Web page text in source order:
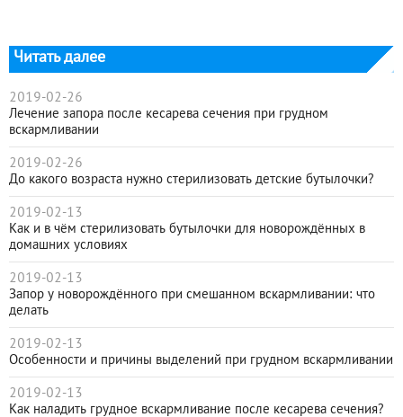
Читать далее
2019-02-26
Лечение запора после кесарева сечения при грудном
вскармливании
2019-02-26
До какого возраста нужно стерилизовать детские бутылочки?
2019-02-13
Как и в чём стерилизовать бутылочки для новорождённых в
домашних условиях
2019-02-13
Запор у новорождённого при смешанном вскармливании: что
делать
2019-02-13
Особенности и причины выделений при грудном вскармливании
2019-02-13
Как наладить грудное вскармливание после кесарева сечения?